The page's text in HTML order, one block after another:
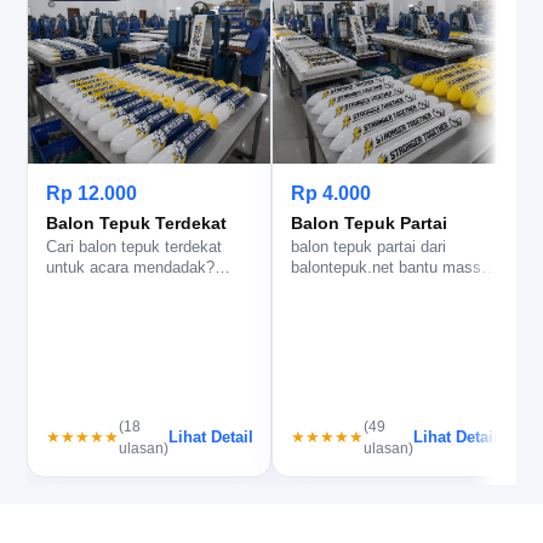
Rp 12.000
Balon Tepuk Terdekat
Cari balon tepuk terdekat
untuk acara mendadak?
★★★★★
(18
ulasan)
Lihat Detail
Rp 4.000
Balon Tepuk Partai
balon tepuk partai dari
balontepuk.net bantu massa
★★★★★
(49
ulasan)
Lihat Detail